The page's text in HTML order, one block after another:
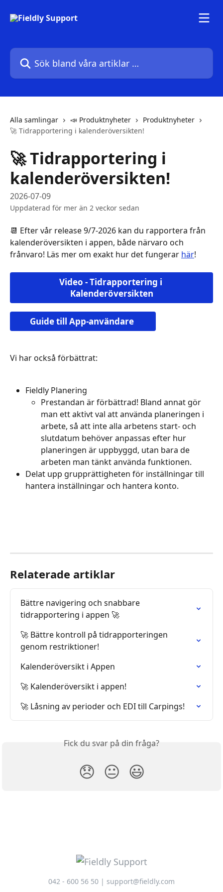
Sök bland våra artiklar …
Alla samlingar 📣 Produktnyheter
Produktnyheter
🚀 Tidrapportering i kalenderöversikten!
🚀 Tidrapportering i
kalenderöversikten!
2026-07-09
Uppdaterad för mer än 2 veckor sedan
📆 Efter vår release 9/7-2026 kan du rapportera från
kalenderöversikten i appen, både närvaro och
frånvaro! Läs mer om exakt hur det fungerar här!
Video - Tidrapportering i
Kalenderöversikten
Guide till App-användare
Vi har också förbättrat:
Fieldly Planering
Prestandan är förbättrad! Bland annat gör
man ett aktivt val att använda planeringen i
arbete, så att inte alla arbetens start- och
slutdatum behöver anpassas efter hur
planeringen är uppbyggd, utan bara de
arbeten man tänkt använda funktionen.
Delat upp grupprättigheten för inställningar till
hantera inställningar och hantera konto.
Relaterade artiklar
Bättre navigering och snabbare
tidrapportering i appen 🚀
🚀 Bättre kontroll på tidrapporteringen
genom restriktioner!
Kalenderöversikt i Appen
🚀 Kalenderöversikt i appen!
🚀 Låsning av perioder och EDI till Carpings!
Fick du svar på din fråga?
😞 😐 😃
042 - 600 56 50 | support@fieldly.com